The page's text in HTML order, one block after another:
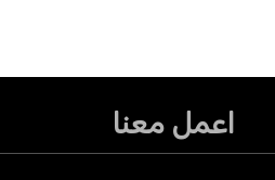
اعمل معنا